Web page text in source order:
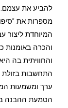
להביע את עצמם.
מספרות את
המיוחדת ליצור
והכרה באומנות
והחוויתית בה
התחשבות בזולת
ערך ומשמעות
הטמעת ההבנה